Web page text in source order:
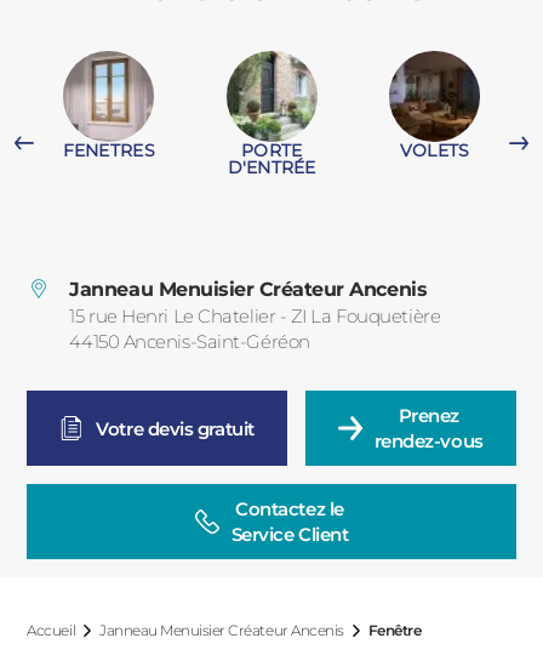
FENETRES PORTE
D'ENTRÉE
VOLETS
Janneau Menuisier Créateur Ancenis
15 rue Henri Le Chatelier - ZI La Fouquetière
44150 Ancenis-Saint-Géréon
Votre devis gratuit
Prenez
rendez-vous
Contactez le
Service Client
Accueil Janneau Menuisier Créateur Ancenis Fenêtre
PVC
ACIER
CARPORTS
CLÔTURES